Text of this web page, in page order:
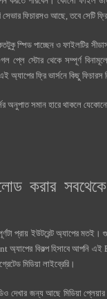
ফিচারসও আছে, তবে সেটি
স্পিড পাচ্ছেন ও ফাইলটির
প্লে স্টোর থেকে সম্পূর্ণ
অ্যাপের ফ্রি ভার্সনে কিছু
অনুপাত সমান হারে থাকলে
করার
প্রায় ইউটরেন্ট অ্যাপের মতই।
অ্যাপের বিকল্প হিসাবে আপনি
মিডিয়া লাইব্রেরি।
দেখার জন্য আছে মিডিয়া